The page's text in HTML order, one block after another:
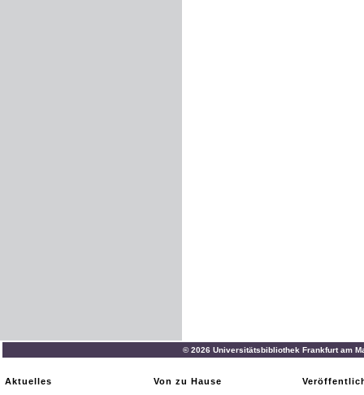
© 2026 Universitätsbibliothek Frankfurt am
Aktuelles
Von zu Hause